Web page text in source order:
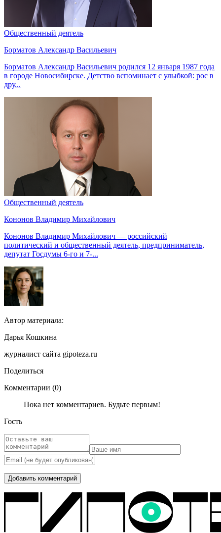
Общественный деятель
Борматов Александр Васильевич
Борматов Александр Васильевич родился 12 января 1987 года
в городе Новосибирске. Детство вспоминает с улыбкой: рос в
дру...
Общественный деятель
Кононов Владимир Михайлович
Кононов Владимир Михайлович — российский
политический и общественный деятель, предприниматель,
депутат Госдумы 6-го и 7-...
Автор материала:
Дарья Кошкина
журналист сайта gipoteza.ru
Поделиться
Комментарии (0)
Пока нет комментариев. Будьте первым!
Гость